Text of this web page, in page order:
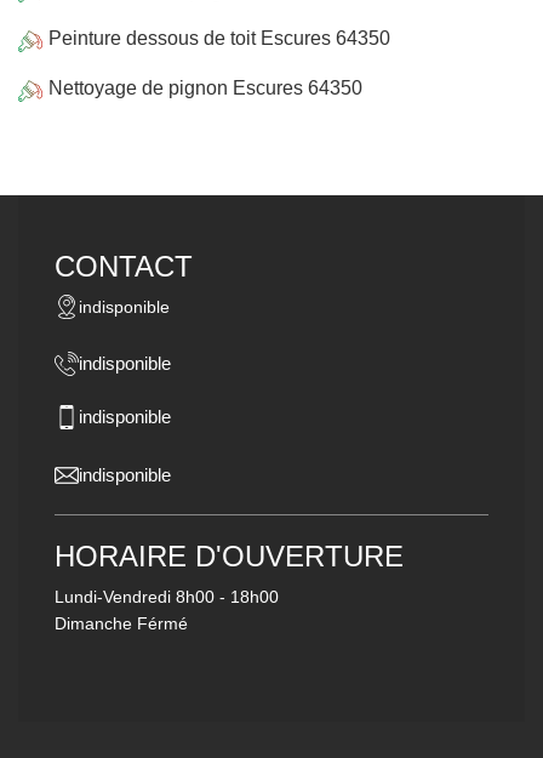
Peinture dessous de toit Escures 64350
Nettoyage de pignon Escures 64350
CONTACT
indisponible
indisponible
indisponible
indisponible
HORAIRE D'OUVERTURE
Lundi-Vendredi 8h00 - 18h00
Dimanche Férmé